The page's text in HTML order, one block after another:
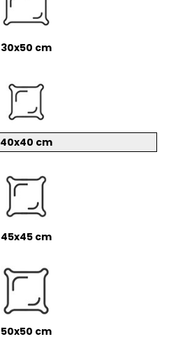
30x50 cm
40x40 cm
45x45 cm
50x50 cm